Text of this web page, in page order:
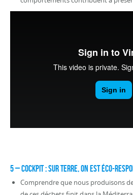
5 – COCKPIT : Sur terre, on est éco-
Comprendre que nous produisons